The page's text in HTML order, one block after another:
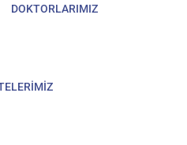
DOKTORLARIMIZ